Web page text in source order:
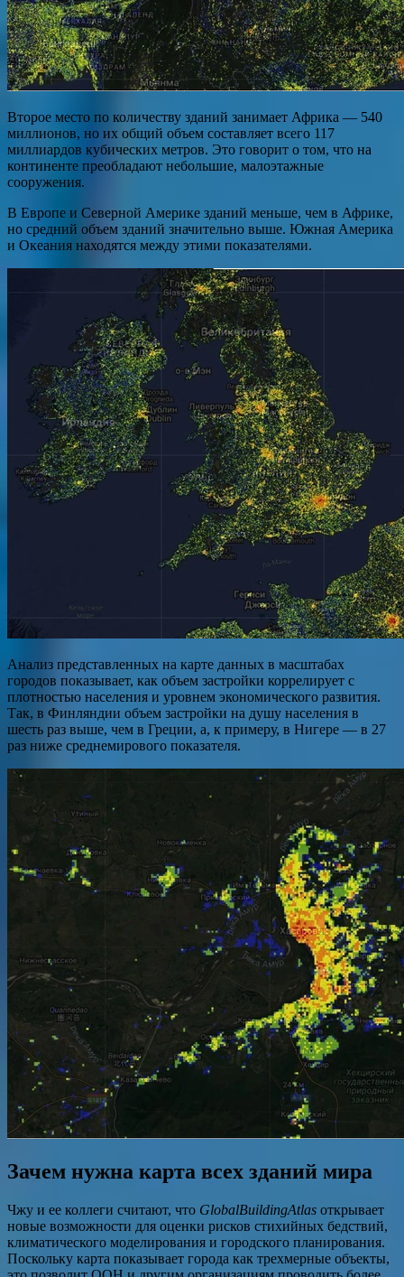
Второе место по количеству зданий занимает Африка — 540
миллионов, но их общий объем составляет всего 117
миллиардов кубических метров. Это говорит о том, что на
континенте преобладают небольшие, малоэтажные
сооружения.
В Европе и Северной Америке зданий меньше, чем в Африке,
но средний объем зданий значительно выше. Южная Америка
и Океания находятся между этими показателями.
Анализ представленных на карте данных в масштабах
городов показывает, как объем застройки коррелирует с
плотностью населения и уровнем экономического развития.
Так, в Финляндии объем застройки на душу населения в
шесть раз выше, чем в Греции, а, к примеру, в Нигере — в 27
раз ниже среднемирового показателя.
Зачем нужна карта всех зданий мира
Чжу и ее коллеги считают, что GlobalBuildingAtlas открывает
новые возможности для оценки рисков стихийных бедствий,
климатического моделирования и городского планирования.
Поскольку карта показывает города как трехмерные объекты,